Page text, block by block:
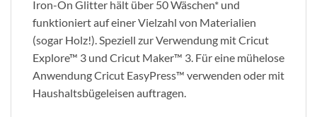
Iron-On Glitter hält über 50 Wäschen* und
funktioniert auf einer Vielzahl von Materialien
(sogar Holz!). Speziell zur Verwendung mit Cricut
Explore™ 3 und Cricut Maker™ 3. Für eine mühelose
Anwendung Cricut EasyPress™ verwenden oder mit
Haushaltsbügeleisen auftragen.